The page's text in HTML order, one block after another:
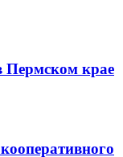
Пермском крае